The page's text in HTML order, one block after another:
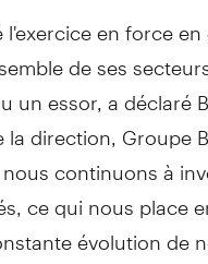
l'exercice en force
de ses
un essor, a déclaré
direction, Groupe
continuons à
ce qui nous
évolution de